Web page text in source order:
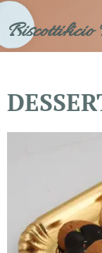
Biscottificio